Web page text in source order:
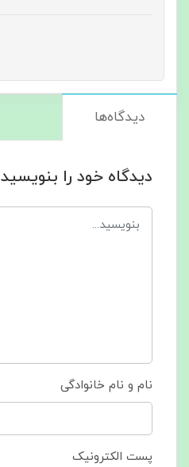
دیدگاه‌ها
دیدگاه خود را بنویسید
نام و نام خانوادگی
پست الکترونیک